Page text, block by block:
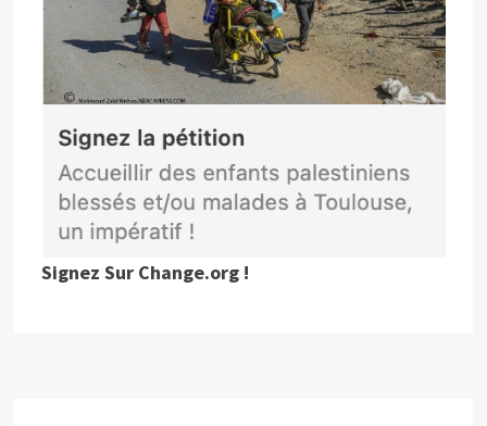
Signez Sur Change.org !